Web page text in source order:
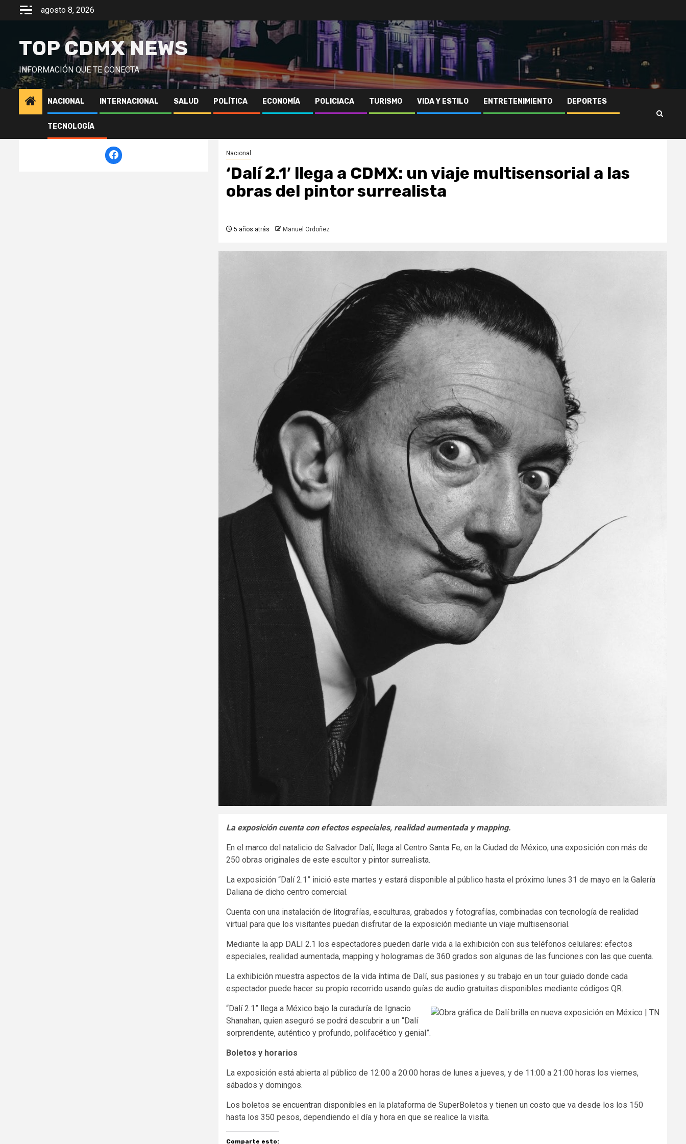
agosto 8, 2026
TOP CDMX NEWS
INFORMACIÓN QUE TE CONECTA
NACIONAL INTERNACIONAL SALUD POLÍTICA ECONOMÍA POLICIACA TURISMO VIDA Y ESTILO ENTRETENIMIENTO DEPORTES
TECNOLOGÍA
Nacional
‘Dalí 2.1′ llega a CDMX: un viaje multisensorial a las
obras del pintor surrealista
5 años atrás Manuel Ordoñez
La exposición cuenta con efectos especiales, realidad aumentada y mapping.
En el marco del natalicio de Salvador Dalí, llega al Centro Santa Fe, en la Ciudad de México, una exposición con más de
250 obras originales de este escultor y pintor surrealista.
La exposición “Dalí 2.1” inició este martes y estará disponible al público hasta el próximo lunes 31 de mayo en la Galería
Daliana de dicho centro comercial.
Cuenta con una instalación de litografías, esculturas, grabados y fotografías, combinadas con tecnología de realidad
virtual para que los visitantes puedan disfrutar de la exposición mediante un viaje multisensorial.
Mediante la app DALI 2.1 los espectadores pueden darle vida a la exhibición con sus teléfonos celulares: efectos
especiales, realidad aumentada, mapping y hologramas de 360 grados son algunas de las funciones con las que cuenta.
La exhibición muestra aspectos de la vida íntima de Dalí, sus pasiones y su trabajo en un tour guiado donde cada
espectador puede hacer su propio recorrido usando guías de audio gratuitas disponibles mediante códigos QR.
“Dalí 2.1” llega a México bajo la curaduría de Ignacio
Shanahan, quien aseguró se podrá descubrir a un “Dalí
sorprendente, auténtico y profundo, polifacético y genial”.
Boletos y horarios
La exposición está abierta al público de 12:00 a 20:00 horas de lunes a jueves, y de 11:00 a 21:00 horas los viernes,
sábados y domingos.
Los boletos se encuentran disponibles en la plataforma de SuperBoletos y tienen un costo que va desde los los 150
hasta los 350 pesos, dependiendo el día y hora en que se realice la visita.
Comparte esto: